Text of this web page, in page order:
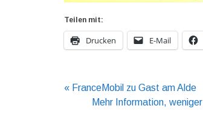
Teilen mit:
Drucken E-Mail
« FranceMobil zu Gast am Alde
Mehr Information,